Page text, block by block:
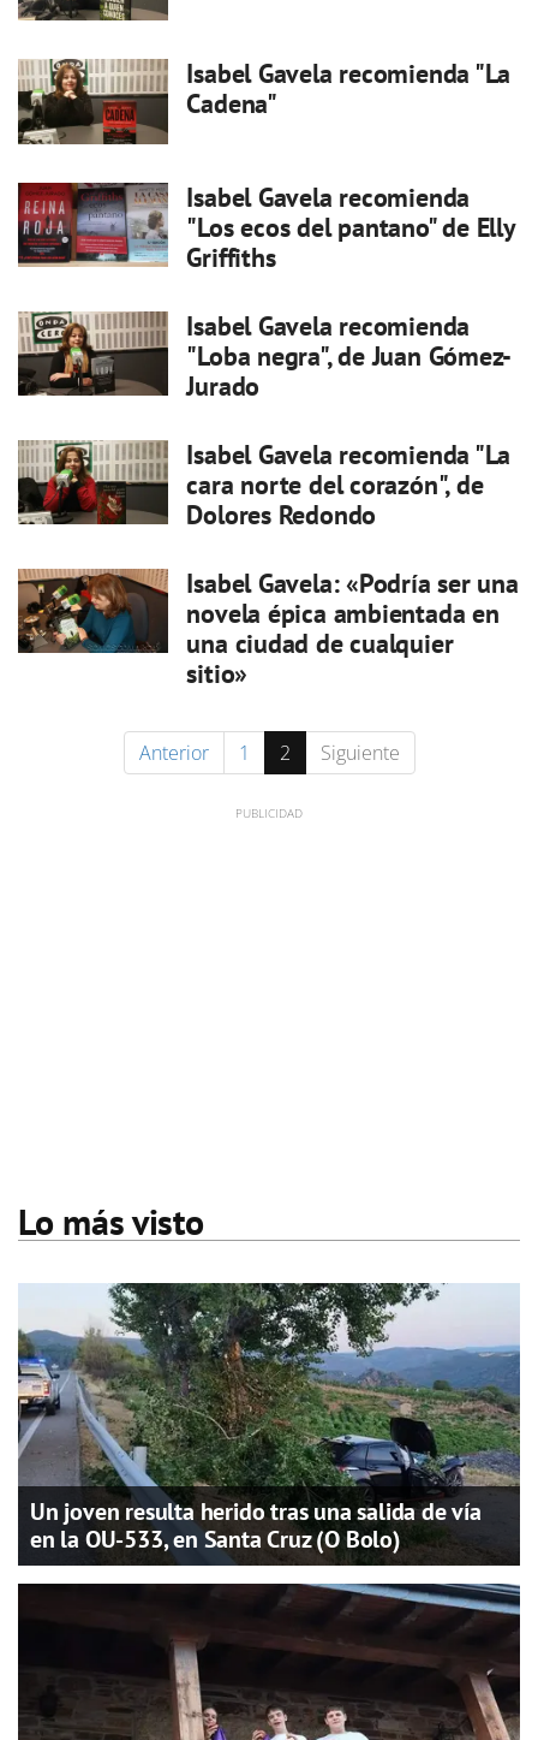
Isabel Gavela recomienda "La
Cadena"
Isabel Gavela recomienda
"Los ecos del pantano" de Elly
Griffiths
Isabel Gavela recomienda
"Loba negra", de Juan Gómez-
Jurado
Isabel Gavela recomienda "La
cara norte del corazón", de
Dolores Redondo
Isabel Gavela: «Podría ser una
novela épica ambientada en
una ciudad de cualquier
sitio»
Anterior 1 2 Siguiente
Lo más visto
Un joven resulta herido tras una salida de vía
en la OU-533, en Santa Cruz (O Bolo)